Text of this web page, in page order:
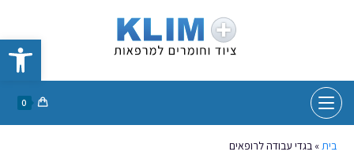
פתח סרגל נגישות
0
בית»בגדי עבודה לרופאים